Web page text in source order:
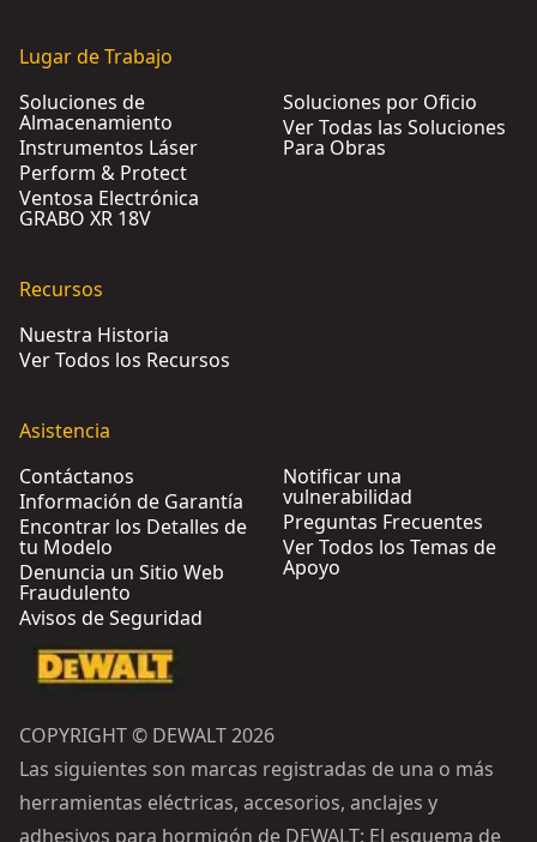
Lugar de Trabajo
Soluciones de
Almacenamiento
Instrumentos Láser
Perform & Protect
Ventosa Electrónica
GRABO XR 18V
Soluciones por Oficio
Ver Todas las Soluciones
Para Obras
Recursos
Nuestra Historia
Ver Todos los Recursos
Asistencia
Contáctanos
Información de Garantía
Encontrar los Detalles de
tu Modelo
Denuncia un Sitio Web
Fraudulento
Avisos de Seguridad
Notificar una
vulnerabilidad
Preguntas Frecuentes
Ver Todos los Temas de
Apoyo
COPYRIGHT © DEWALT 2026
Las siguientes son marcas registradas de una o más
herramientas eléctricas, accesorios, anclajes y
adhesivos para hormigón de DEWALT: El esquema de